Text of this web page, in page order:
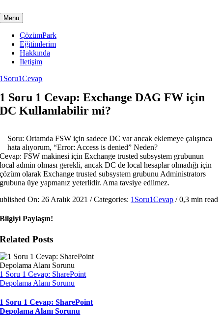
to
content
Menu
ÇözümPark
Eğitimlerim
Hakkında
İletişim
1Soru1Cevap
1 Soru 1 Cevap: Exchange DAG FW için
DC Kullanılabilir mi?
Soru: Ortamda FSW için sadece DC var ancak eklemeye çalışınca
hata alıyorum, “Error: Access is denied” Neden?
Cevap: FSW makinesi için Exchange trusted subsystem grubunun
local admin olması gerekli, ancak DC de local hesaplar olmadığı için
çözüm olarak Exchange trusted subsystem grubunu Administrators
grubuna üye yapmanız yeterlidir. Ama tavsiye edilmez.
On: 26 Aralık 2021 /Categories: 1Soru1Cevap /0,3 min read
Bilgiyi Paylaşın!
Related Posts
1 Soru 1 Cevap: SharePoint
Depolama Alanı Sorunu
1 Soru 1 Cevap: SharePoint
Depolama Alanı Sorunu